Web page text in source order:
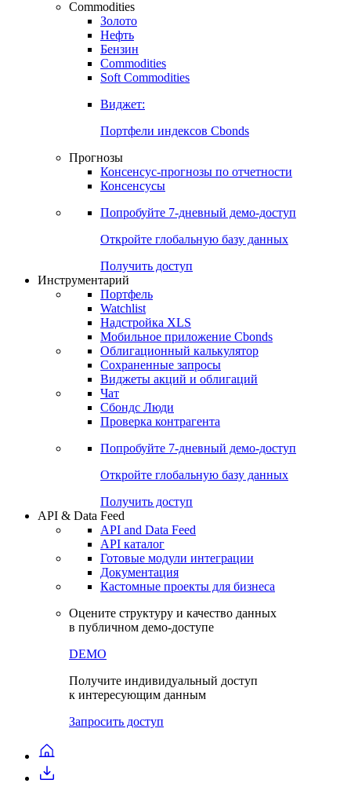
Commodities
Золото
Нефть
Бензин
Commodities
Soft Commodities
Виджет:
Портфели индексов Cbonds
Прогнозы
Консенсус-прогнозы по отчетности
Консенсусы
Попробуйте 7-дневный демо-доступ
Откройте глобальную базу данных
Получить доступ
Инструментарий
Портфель
Watchlist
Надстройка XLS
Мобильное приложение Cbonds
Облигационный калькулятор
Сохраненные запросы
Виджеты акций и облигаций
Чат
Сбондс Люди
Проверка контрагента
Попробуйте 7-дневный демо-доступ
Откройте глобальную базу данных
Получить доступ
API & Data Feed
API and Data Feed
API каталог
Готовые модули интеграции
Документация
Кастомные проекты для бизнеса
Оцените структуру и качество данных
в публичном демо-доступе
DEMO
Получите индивидуальный доступ
к интересующим данным
Запросить доступ